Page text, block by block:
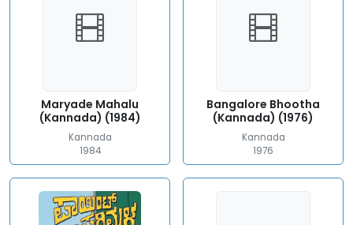
Maryade Mahalu
(Kannada) (1984)
Kannada
1984
Bangalore Bhootha
(Kannada) (1976)
Kannada
1976